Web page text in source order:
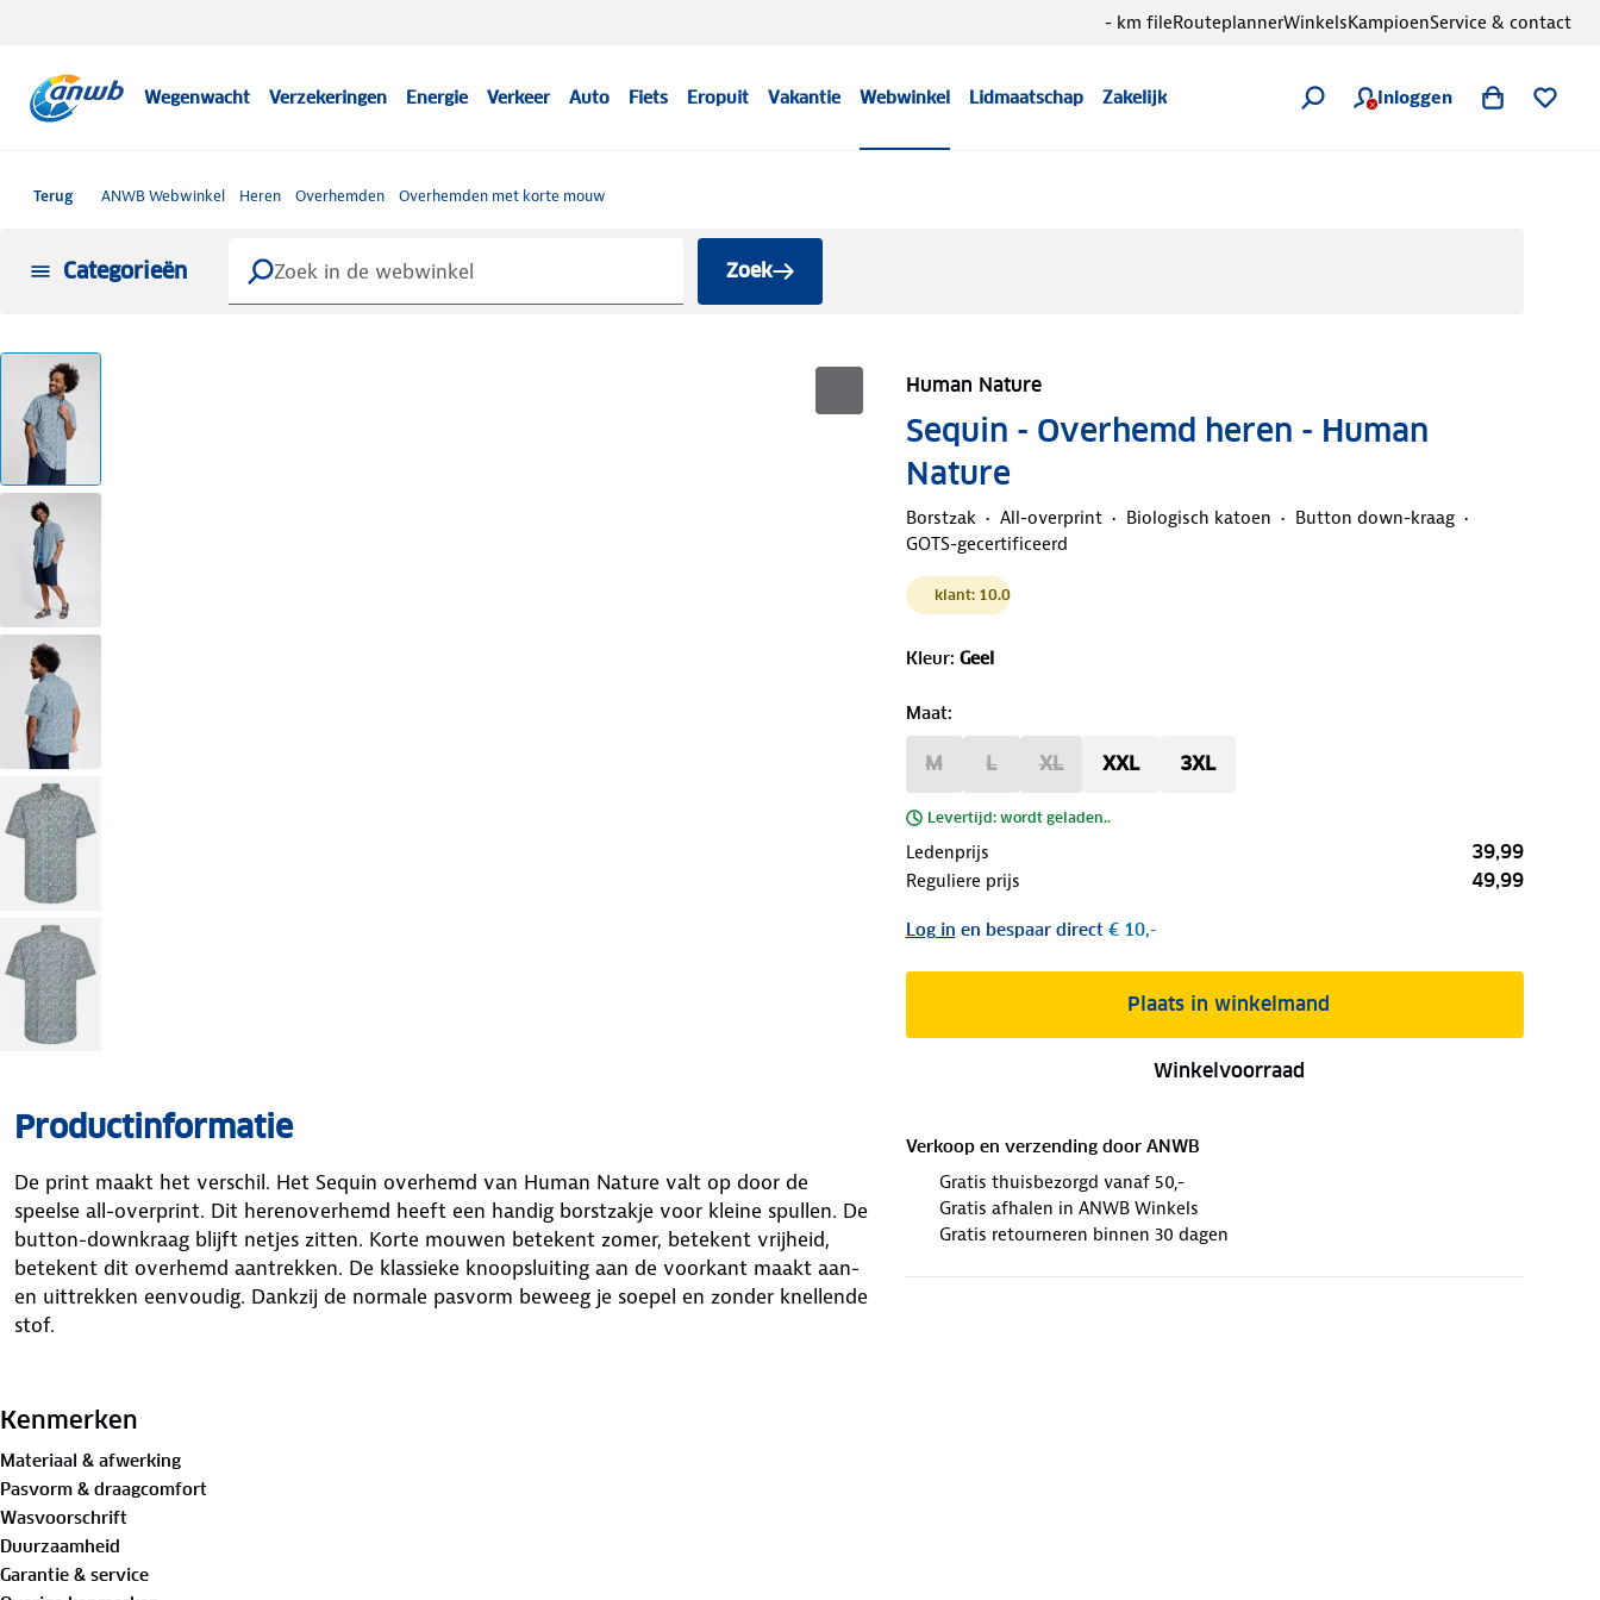
Wegenwacht Verzekeringen Energie Verkeer Auto Fiets Eropuit Vakantie Webwinkel Lidmaatschap Zakelijk Inloggen
- km fileRouteplannerWinkelsKampioenService & contact
Terug ANWB Webwinkel Heren Overhemden Overhemden met korte mouw
Categorieën Zoek
Human Nature
Sequin - Overhemd heren - Human
Nature
Borstzak All-overprint Biologisch katoen
Button down-kraag
GOTS-gecertificeerd
klant: 10.0
Kleur: Geel
Maat:
M L XL XXL 3XL
Levertijd: wordt geladen..
Ledenprijs 39,99
Reguliere prijs 49,99
Log in en bespaar direct€ 10,-
Plaats in winkelmand
Winkelvoorraad
Verkoop en verzending door ANWB
Gratis thuisbezorgd vanaf 50,-
Gratis afhalen in ANWB Winkels
Gratis retourneren binnen 30 dagen
Productinformatie
De print maakt het verschil. Het Sequin overhemd van Human Nature valt op door de
speelse all-overprint. Dit herenoverhemd heeft een handig borstzakje voor kleine spullen. De
button-downkraag blijft netjes zitten. Korte mouwen betekent zomer, betekent vrijheid,
betekent dit overhemd aantrekken. De klassieke knoopsluiting aan de voorkant maakt aan-
en uittrekken eenvoudig. Dankzij de normale pasvorm beweeg je soepel en zonder knellende
stof.
Standard (GOTS) is een internationaal keurmerk dat strenge eisen stelt aan de gehele
kledingstuk.Met deze blouse pluk jij gegarandeerd complimenten!
Materiaal
100%biologisch katoen
Kenmerken
Materiaal & afwerking
Pasvorm & draagcomfort
Wasvoorschrift
Duurzaamheid
Garantie & service